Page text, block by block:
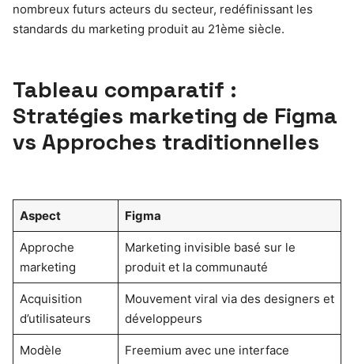
nombreux futurs acteurs du secteur, redéfinissant les
standards du marketing produit au 21ème siècle.
Tableau comparatif :
Stratégies marketing de Figma
vs Approches traditionnelles
Aspect Figma
Approche
marketing
Marketing invisible basé sur le
produit et la communauté
Acquisition
d’utilisateurs
Mouvement viral via des designers et
développeurs
Modèle
Freemium avec une interface